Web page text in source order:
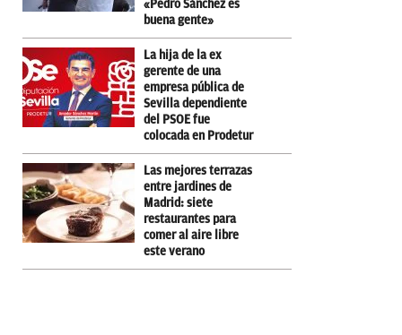
«Pedro Sánchez es
buena gente»
La hija de la ex
gerente de una
empresa pública de
Sevilla dependiente
del PSOE fue
colocada en Prodetur
Las mejores terrazas
entre jardines de
Madrid: siete
restaurantes para
comer al aire libre
este verano